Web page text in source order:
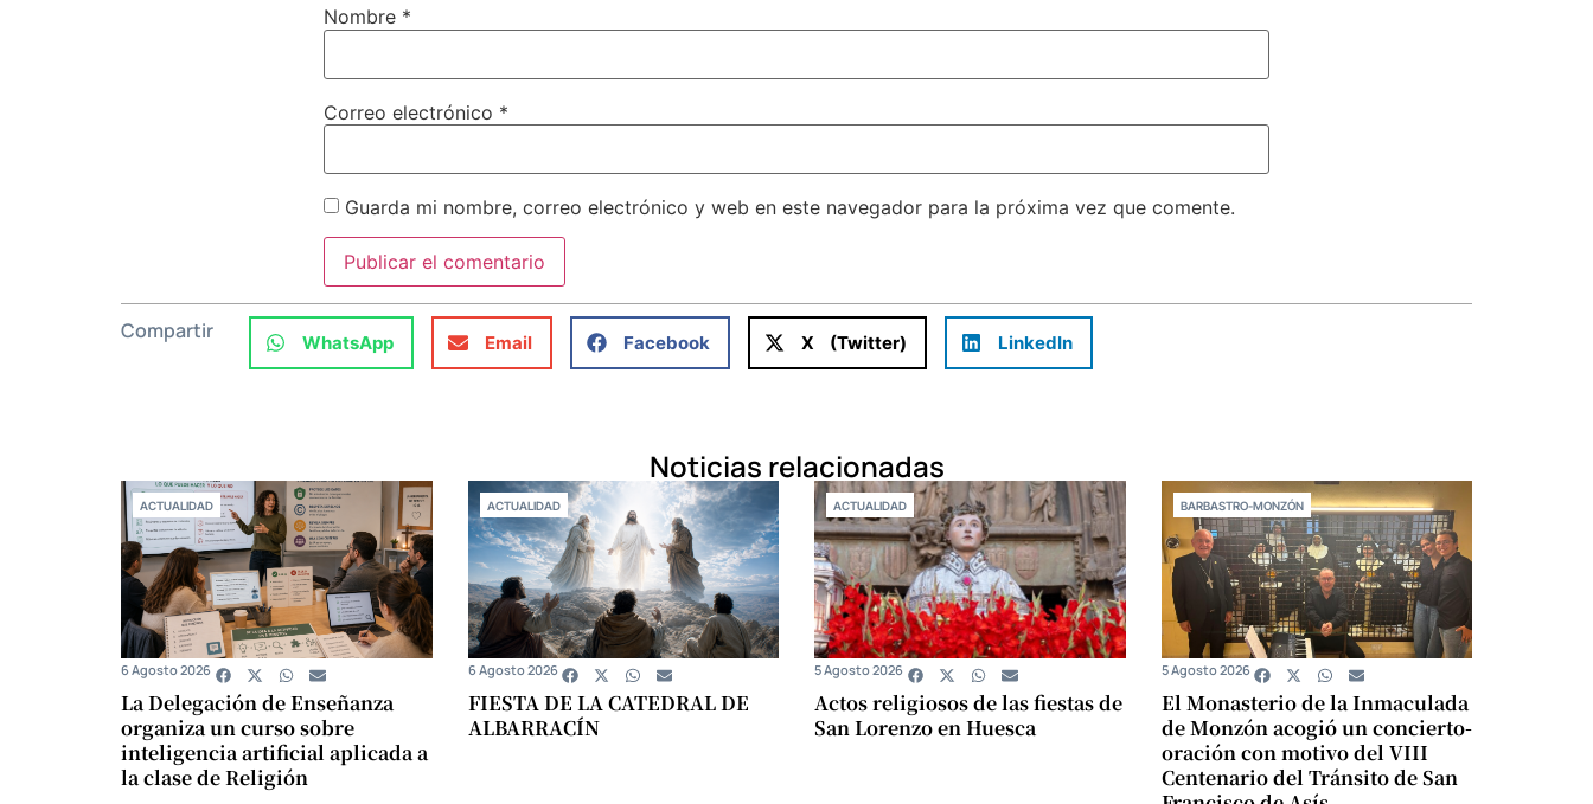
Nombre *
Correo electrónico *
Guarda mi nombre, correo electrónico y web en este navegador para la próxima vez que comente.
Compartir WhatsApp Email Facebook X (Twitter) LinkedIn
Noticias relacionadas
ACTUALIDAD
La Delegación de Enseñanza
organiza un curso sobre
inteligencia artificial aplicada a
la clase de Religión
6 Agosto 2026
ACTUALIDAD
FIESTA DE LA CATEDRAL DE
ALBARRACÍN
6 Agosto 2026
ACTUALIDAD
Actos religiosos de las fiestas de
San Lorenzo en Huesca
5 Agosto 2026
BARBASTRO-MONZÓN
El Monasterio de la Inmaculada
de Monzón acogió un concierto-
oración con motivo del VIII
Centenario del Tránsito de San
5 Agosto 2026